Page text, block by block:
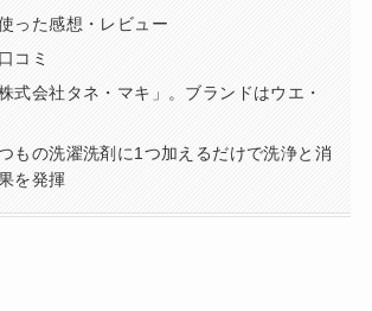
った感想・レビュー
コミ
式会社タネ・マキ」。ブランドはウエ・
もの洗濯洗剤に1つ加えるだけで洗浄と消
を発揮